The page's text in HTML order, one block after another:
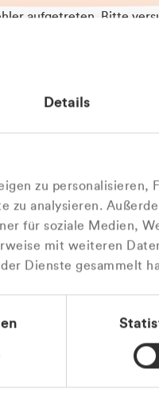
Details
zu personalisieren,
zu analysieren.
für soziale Medien,
mit weiteren
Dienste gesammelt
aufgetreten. Bitte
entschuldigen uns für
Sie
sind gerne für Sie da